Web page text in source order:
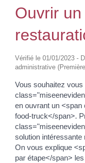
Ouvrir
Vérifié le 01/01/2023 -
administrative
Vous souhaitez
en ouvrant un
food-truck</span>.
solution intéressante
On vous explique
par étape</span>